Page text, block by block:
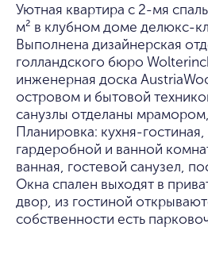
Уютная квартира с 2-мя спальнями площадью 125
м² в клубном доме делюкс-
Выполнена дизайнерская
голландского бюро
инженерная доска
островом и бытовой
санузлы отделаны
Планировка: кухня-
гардеробной и ванной
ванная, гостевой санузел,
Окна спален выходят в
двор, из гостиной
собственности есть